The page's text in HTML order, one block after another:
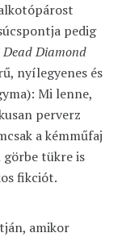
pedig
Diamond
nyílegyenes és
Mi lenne,
perverz
a kémműfaj
görbe tükre is
fikciót.
amikor